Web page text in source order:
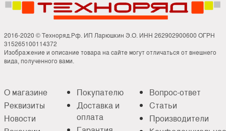
2016-2020 © Техноряд.Рф. ИП Ларюшкин Э.О. ИНН 262902900600 ОГРН
315265100114372
Изображение и описание товара на сайте могут отличаться от внешнего
вида, полученного вами.
О магазине
Реквизиты
Новости
Покупателю
Доставка и
оплата
Вопрос-ответ
Статьи
Производители